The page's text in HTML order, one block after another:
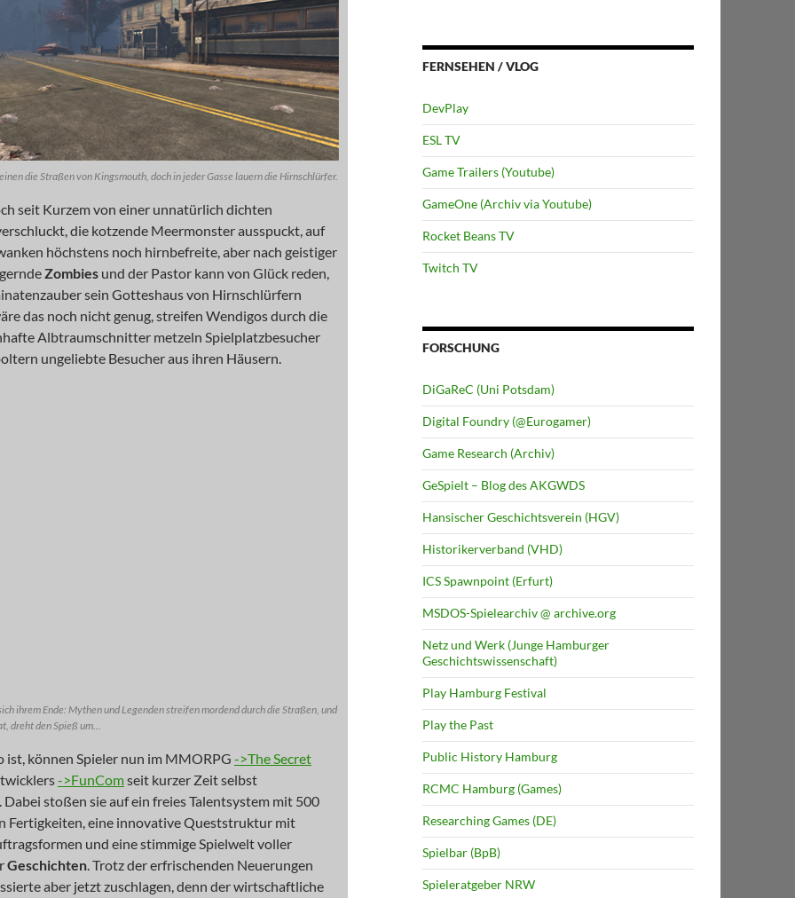
die Straßen von Kingsmouth, doch in jeder Gasse lauern die Hirnschlürfer.
seit Kurzem von einer unnatürlich dichten
die kotzende Meermonster ausspuckt, auf
höchstens noch hirnbefreite, aber nach geistiger
Zombies und der Pastor kann von Glück reden,
sein Gotteshaus von Hirnschlürfern
das noch nicht genug, streifen Wendigos durch die
Albtraumschnitter metzeln Spielplatzbesucher
ungeliebte Besucher aus ihren Häusern.
ihrem Ende: Mythen und Legenden streifen mordend durch die Straßen, und
dreht den Spieß um...
ist, können Spieler nun im MMORPG ->The Secret
->FunComseit kurzer Zeit selbst
stoßen sie auf ein freies Talentsystem mit 500
Fertigkeiten, eine innovative Queststruktur mit
und eine stimmige Spielwelt voller
Geschichten. Trotz der erfrischenden Neuerungen
aber jetzt zuschlagen, denn der wirtschaftliche
FERNSEHEN / VLOG
DevPlay
ESL TV
Game Trailers (Youtube)
GameOne (Archiv via Youtube)
Rocket Beans TV
Twitch TV
FORSCHUNG
DiGaReC (Uni Potsdam)
Digital Foundry (@Eurogamer)
Game Research (Archiv)
GeSpielt – Blog des AKGWDS
Hansischer Geschichtsverein (HGV)
Historikerverband (VHD)
ICS Spawnpoint (Erfurt)
MSDOS-Spielearchiv @ archive.org
Netz und Werk (Junge Hamburger
Geschichtswissenschaft)
Play Hamburg Festival
Play the Past
Public History Hamburg
RCMC Hamburg (Games)
Researching Games (DE)
Spielbar (BpB)
Spieleratgeber NRW